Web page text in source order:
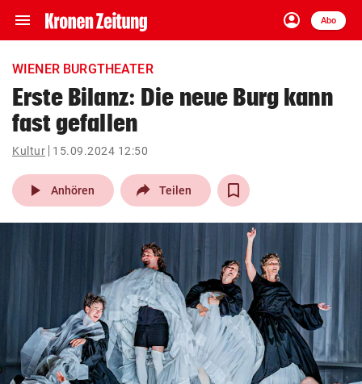
menu Navigation
ein-/ausklappen
account_circle
Anmelden
Abo
close Schließen
account_circle Anmelden
pin_drop
Wien arrow_right
bookmark
© Krone Multimedia GmbH & Co KG 2026
WIENER BURGTHEATER
Erste Bilanz: Die neue Burg kann
fast gefallen
Kultur 15.09.2024 12:50
play_arrow Anhören Teilen